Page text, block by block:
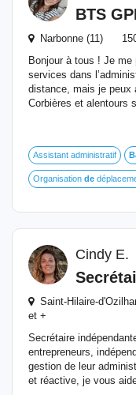
BTS
Narbonne (11)
Bonjour à tous ! Je
services dans
distance, mais je peux
Corbières et alentours
Assistant administratif
Organisation de
Cindy E.
Saint-Hilaire-
et +
Secrétaire
entrepreneurs,
gestion de leur
et réactive, je vous